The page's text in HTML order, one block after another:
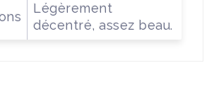
Légèrement
décentré, assez beau.